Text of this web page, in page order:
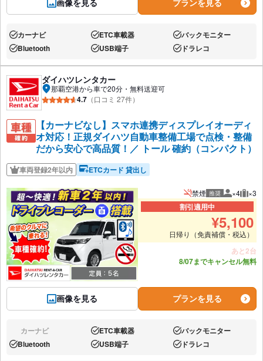
画像を見る プランを見る
あり:カーナビ あり:ETC車載器 あり:バックモニター
あり:Bluetooth あり:USB端子 あり:ドラレコ
ダイハツレンタカー
那覇空港から車で20分・無料送迎可
4.7 （口コミ 27件）
【カーナビなし】スマホ連携ディスプレイオーディ
オ対応！正規ダイハツ自動車整備工場で点検・整備
だから安心で高品質！／ トール 確約（コンパクト）
車両登録2年以内 ETCカード 貸出し
画像を見る
禁煙 推奨 推奨人数
×4 推
×3
割引適用中
¥5,100
日帰り（免責補償・税込）
あと2台
8/07までキャンセル無料
プランを見る
なし:カーナビ あり:ETC車載器 あり:バックモニター
あり:Bluetooth あり:USB端子 あり:ドラレコ